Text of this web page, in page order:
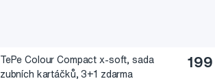
TePe Colour Compact x-soft, sada
zubních kartáčků, 3+1 zdarma
199